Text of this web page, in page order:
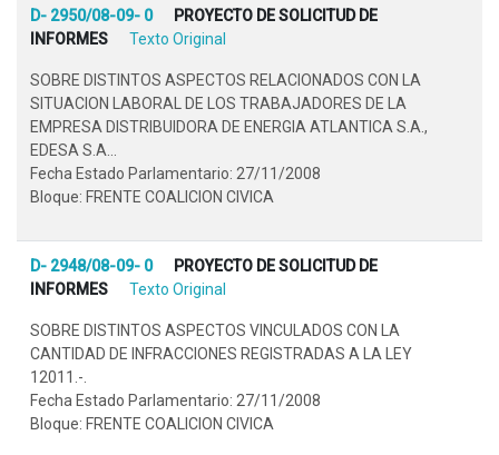
D- 2950/08-09- 0
PROYECTO DE SOLICITUD DE
INFORMES
Texto Original
SOBRE DISTINTOS ASPECTOS RELACIONADOS CON LA
SITUACION LABORAL DE LOS TRABAJADORES DE LA
EMPRESA DISTRIBUIDORA DE ENERGIA ATLANTICA S.A.,
EDESA S.A...
Fecha Estado Parlamentario: 27/11/2008
Bloque: FRENTE COALICION CIVICA
D- 2948/08-09- 0
PROYECTO DE SOLICITUD DE
INFORMES
Texto Original
SOBRE DISTINTOS ASPECTOS VINCULADOS CON LA
CANTIDAD DE INFRACCIONES REGISTRADAS A LA LEY
12011.-.
Fecha Estado Parlamentario: 27/11/2008
Bloque: FRENTE COALICION CIVICA